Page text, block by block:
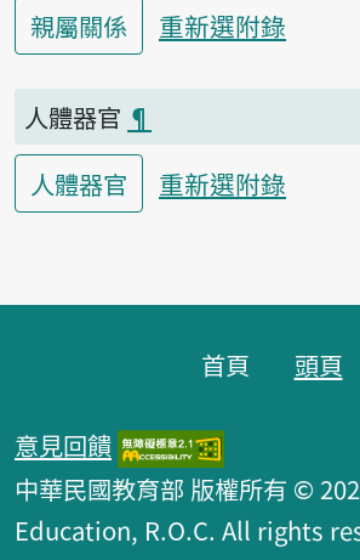
親屬關係
重新選附錄
人體器官 ¶
人體器官
重新選附錄
首頁 頭頁
意見回饋
中華民國教育部 版權所有 ©
Education, R.O.C. All rights